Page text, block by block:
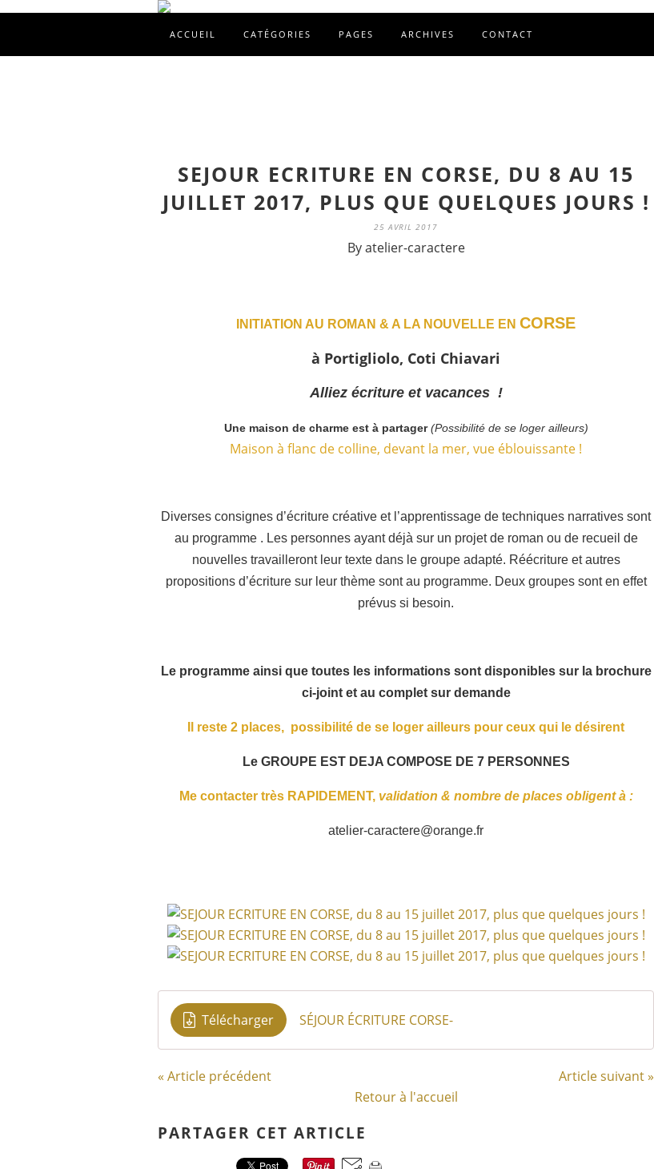
ACCUEIL CATÉGORIES PAGES ARCHIVES CONTACT
SEJOUR ECRITURE EN CORSE, DU 8 AU 15
JUILLET 2017, PLUS QUE QUELQUES JOURS !
25 AVRIL 2017
By atelier-caractere
INITIATION AU ROMAN & A LA NOUVELLE EN CORSE
à Portigliolo, Coti Chiavari
Alliez écriture et vacances !
Une maison de charme est à partager(Possibilité de se loger ailleurs)
Maison à flanc de colline, devant la mer, vue éblouissante !
Diverses consignes d’écriture créative et l’apprentissage de techniques narratives sont
au programme . Les personnes ayant déjà sur un projet de roman ou de recueil de
nouvelles travailleront leur texte dans le groupe adapté. Réécriture et autres
propositions d’écriture sur leur thème sont au programme. Deux groupes sont en effet
prévus si besoin.
Le programme ainsi que toutes les informations sont disponibles sur la brochure
ci-joint et au complet sur demande
Il reste 2 places, possibilité de se loger ailleurs pour ceux qui le désirent
Le GROUPE EST DEJA COMPOSE DE 7 PERSONNES
Me contacter très RAPIDEMENT,validation & nombre de places obligent à :
atelier-caractere@orange.fr
Télécharger SÉJOUR ÉCRITURE CORSE-
« Article précédent
Article suivant »
Retour à l'accueil
PARTAGER CET ARTICLE